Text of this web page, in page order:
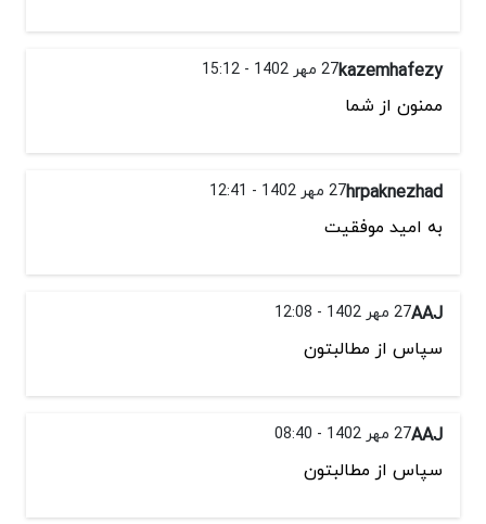
kazemhafezy27 مهر 1402 - 15:12
ممنون از شما
hrpaknezhad27 مهر 1402 - 12:41
به امید موفقیت
AAJ27 مهر 1402 - 12:08
سپاس از مطالبتون
AAJ27 مهر 1402 - 08:40
سپاس از مطالبتون